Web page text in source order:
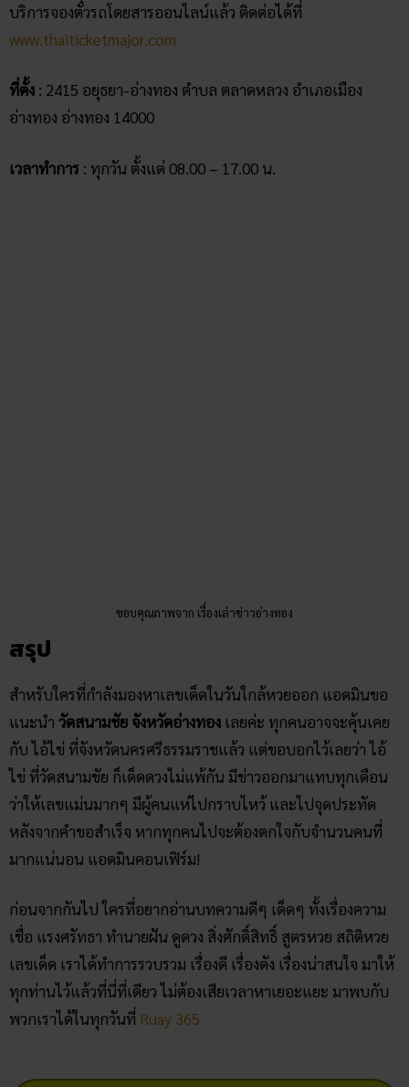
บริการจองตั๋วรถโดยสารออนไลน์แล้ว ติดต่อได้ที่
www.thaiticketmajor.com
ที่ตั้ง : 2415 อยุธยา-อ่างทอง ตำบล ตลาดหลวง อำเภอเมือง
อ่างทอง อ่างทอง 14000
เวลาทำการ : ทุกวัน ตั้งแต่ 08.00 – 17.00 น.
ขอบคุณภาพจาก เรื่องเล่าข่าวอ่างทอง
สรุป
สำหรับใครที่กำลังมองหาเลขเด็ดในวันใกล้หวยออก แอดมินขอ
แนะนำ วัดสนามชัย จังหวัดอ่างทอง
ไข่ ที่วัดสนามชัย ก็เด็ดดวงไม่แพ้กัน มีข่าวออกมาแทบทุกเดือน
ว่าให้เลขแม่นมากๆ มีผู้คนแห่ไปกราบไหว้ และไปจุดประทัด
หลังจากคำขอสำเร็จ หากทุกคนไปจะต้องตกใจกับจำนวนคนที่
มากแน่นอน แอดมินคอนเฟิร์ม!